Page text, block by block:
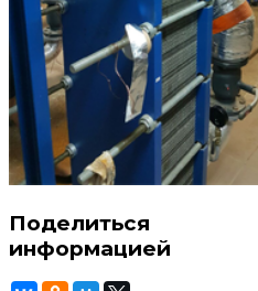
Поделиться
информацией